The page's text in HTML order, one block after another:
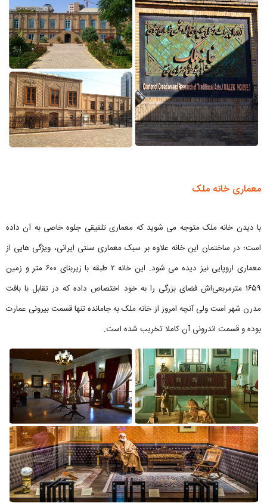
معماری خانه ملک
با دیدن خانه ملک متوجه می شوید که معماری تلفیقی جلوه خاصی به آن داده
است؛ در ساختمان این خانه علاوه بر سبک معماری سنتی ایرانی، ویژگی هایی از
معماری اروپایی نیز دیده می شود. این خانه ۲ طبقه با زیربنای ۶۰۰ متر و زمین
۱۶۵۹ مترمربعی‌اش فضای بزرگی را به خود اختصاص داده که در تقابل با بافت
مدرن شهر است ولی آنچه امروز از خانه ملک به جامانده تنها قسمت بیرونی عمارت
بوده و قسمت اندرونی آن کاملا تخریب شده است.